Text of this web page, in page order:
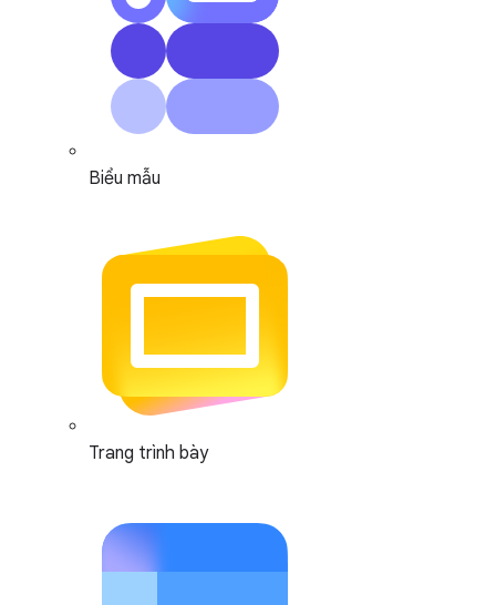
Biểu mẫu
Trang trình bày